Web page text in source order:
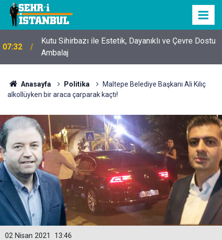
07:32
Kutu Sihirbazı ile Estetik, Dayanıklı ve Çevre Dostu
Ambalaj
Anasayfa Politika
Maltepe Belediye Başkanı Ali Kılıç
alkollüyken bir araca çarparak kaçtı!
13:46
02 Nisan 2021